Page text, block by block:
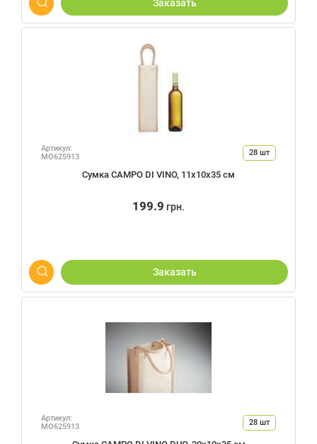
Заказать
Артикул:
MO625913
28 шт
Сумка CAMPO DI VINO, 11х10х35 см
199.9 грн.
Заказать
Артикул:
MO625913
28 шт